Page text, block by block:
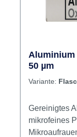
Aluminium
50 µm
Variante:
Gereinigtes
mikrofeines